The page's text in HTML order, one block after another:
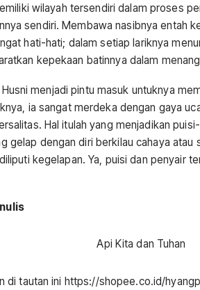
wilayah tersendiri dalam proses
sendiri. Membawa nasibnya entah
hati-hati; dalam setiap lariknya
kepekaan batinnya dalam
Husni menjadi pintu masuk untuknya
ia sangat merdeka dengan gaya
Hal itulah yang menjadikan
gelap dengan diri berkilau cahaya atau
kegelapan. Ya, puisi dan penyair
di tautan ini https://shopee.co.id/